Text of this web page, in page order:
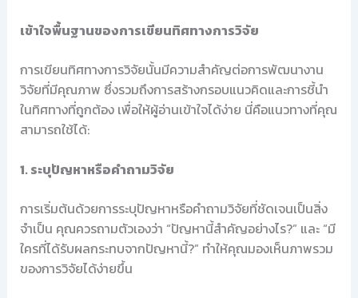
เข้าใจพื้นฐานของการเขียนทิศทางการวิจัย
การเขียนทิศทางการวิจัยนั้นมีความสำคัญต่อการพัฒนางาน
วิจัยที่มีคุณภาพ ซึ่งรวมถึงการสร้างกรอบแนวคิดและการชี้นำ
ในทิศทางที่ถูกต้อง เพื่อให้ผู้อ่านเข้าใจได้ง่าย นี่คือแนวทางที่คุณ
สามารถใช้ได้:
1. ระบุปัญหาหรือคำถามวิจัย
การเริ่มต้นด้วยการระบุปัญหาหรือคำถามวิจัยที่ชัดเจนเป็นสิ่ง
จำเป็น คุณควรถามตัวเองว่า “ปัญหานี้สำคัญอย่างไร?” และ “มี
ใครที่ได้รับผลกระทบจากปัญหานี้?” ทำให้คุณมองเห็นภาพรวม
ของการวิจัยได้ง่ายขึ้น